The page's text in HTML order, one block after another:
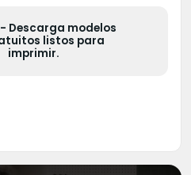
- Descarga modelos
listos para
imprimir.